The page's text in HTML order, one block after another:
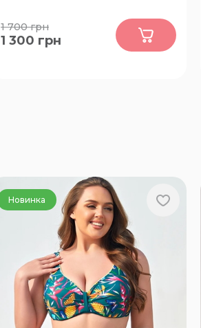
60-62, 64-66
1 700грн
1 300 грн
Новинка